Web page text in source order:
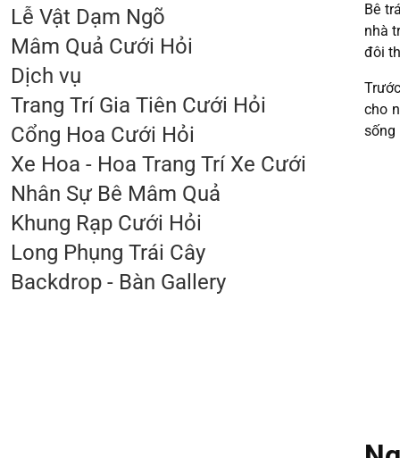
Lễ Vật Dạm Ngõ
Mâm Quả Cưới Hỏi
Dịch vụ
Trang Trí Gia Tiên Cưới Hỏi
Cổng Hoa Cưới Hỏi
Xe Hoa - Hoa Trang Trí Xe Cưới
Nhân Sự Bê Mâm Quả
Khung Rạp Cưới Hỏi
Long Phụng Trái Cây
Backdrop - Bàn Gallery
Bê
nhà
đôi
cho
sống